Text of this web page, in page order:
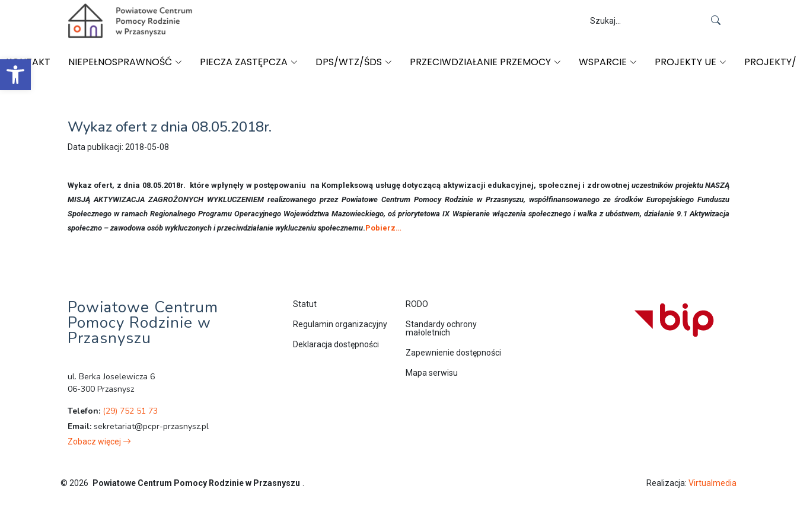
Open toolbar
KONTAKT NIEPEŁNOSPRAWNOŚĆ PIECZA ZASTĘPCZA DPS/WTZ/ŚDS PRZECIWDZIAŁANIE PRZEMOCY WSPARCIE PROJEKTY UE
Wykaz ofert z dnia 08.05.2018r.
Data publikacji: 2018-05-08
Wykaz ofert, z dnia 08.05.2018r. które wpłynęły w postępowaniu na Kompleksową usługę dotyczącą aktywizacji edukacyjnej, społecznej i zdrowotnej uczestników projektu NASZĄ
MISJĄ AKTYWIZACJA ZAGROŻONYCH WYKLUCZENIEM realizowanego przez Powiatowe Centrum Pomocy Rodzinie w Przasnyszu, współfinansowanego ze środków Europejskiego Funduszu
Społecznego w ramach Regionalnego Programu Operacyjnego Województwa Mazowieckiego, oś priorytetowa IX Wspieranie włączenia społecznego i walka z ubóstwem, działanie 9.1 Aktywizacja
społeczno – zawodowa osób wykluczonych i przeciwdziałanie wykluczeniu społecznemu.Pobierz…
Powiatowe Centrum
Pomocy Rodzinie w
Przasnyszu
ul. Berka Joselewicza 6
06-300 Przasnysz
Telefon: (29) 752 51 73
Email: sekretariat@pcpr-przasnysz.pl
Zobacz więcej
Statut
Regulamin organizacyjny
Deklaracja dostępności
RODO
Standardy ochrony
małoletnich
Zapewnienie dostępności
Mapa serwisu
© 2026 Powiatowe Centrum Pomocy Rodzinie w Przasnyszu Realizacja: Virtualmedia